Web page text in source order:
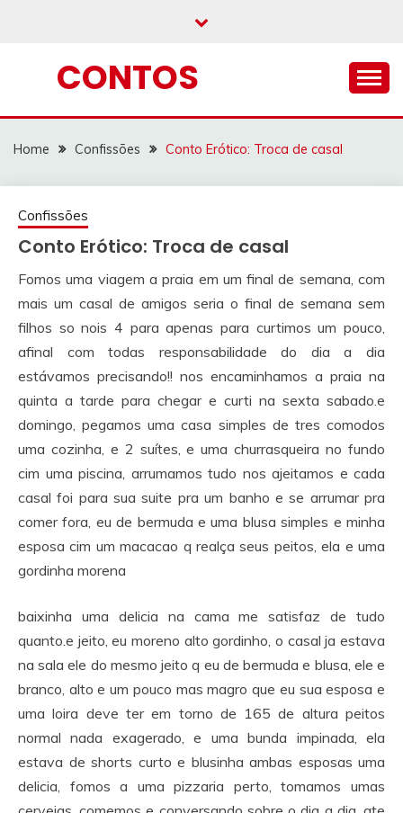
CONTOS
Home Confissões Conto Erótico: Troca de casal
Confissões
Conto Erótico: Troca de casal
Fomos uma viagem a praia em um final de semana, com
mais um casal de amigos seria o final de semana sem
filhos so nois 4 para apenas para curtimos um pouco,
afinal com todas responsabilidade do dia a dia
estávamos precisando!! nos encaminhamos a praia na
quinta a tarde para chegar e curti na sexta sabado.e
domingo, pegamos uma casa simples de tres comodos
uma cozinha, e 2 suítes, e uma churrasqueira no fundo
cim uma piscina, arrumamos tudo nos ajeitamos e cada
casal foi para sua suite pra um banho e se arrumar pra
comer fora, eu de bermuda e uma blusa simples e minha
esposa cim um macacao q realça seus peitos, ela e uma
gordinha morena
baixinha uma delicia na cama me satisfaz de tudo
quanto.e jeito, eu moreno alto gordinho, o casal ja estava
na sala ele do mesmo jeito q eu de bermuda e blusa, ele e
branco, alto e um pouco mas magro que eu sua esposa e
uma loira deve ter em torno de 165 de altura peitos
normal nada exagerado, e uma bunda impinada, ela
estava de shorts curto e blusinha ambas esposas uma
delicia, fomos a uma pizzaria perto, tomamos umas